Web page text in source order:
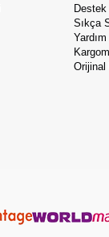
Destek
Sıkça
Yardım
Orijinal